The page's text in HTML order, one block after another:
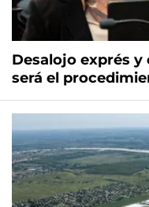
Desalojo exprés
será el